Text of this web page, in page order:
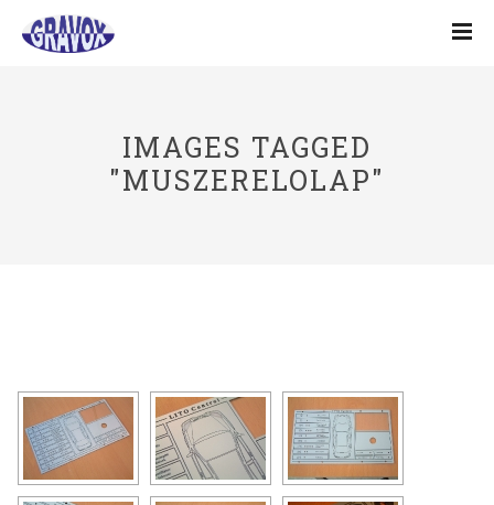
IMAGES TAGGED
"MUSZERELOLAP"